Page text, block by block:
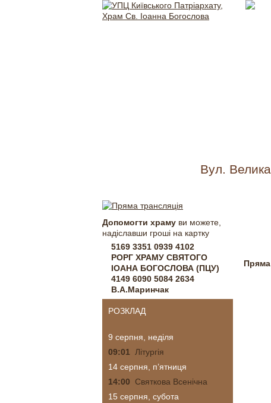
Вул.
Пряма
Допомогти храму ви можете,
надіславши гроші на картку
5169 3351 0939 4102
РОРГ ХРАМУ СВЯТОГО
ІОАНА БОГОСЛОВА (ПЦУ)
4149 6090 5084 2634
В.А.Маринчак
РОЗКЛАД
9 серпня, неділя
09:01
Літургія
14 серпня, п’ятниця
14:00
Святкова Всенічна
15 серпня, субота